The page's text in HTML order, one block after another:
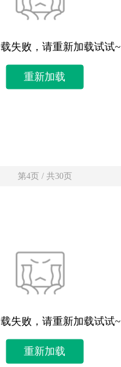
失败，请重新加载试试~
重新加载
第4页 / 共30页
失败，请重新加载试试~
重新加载